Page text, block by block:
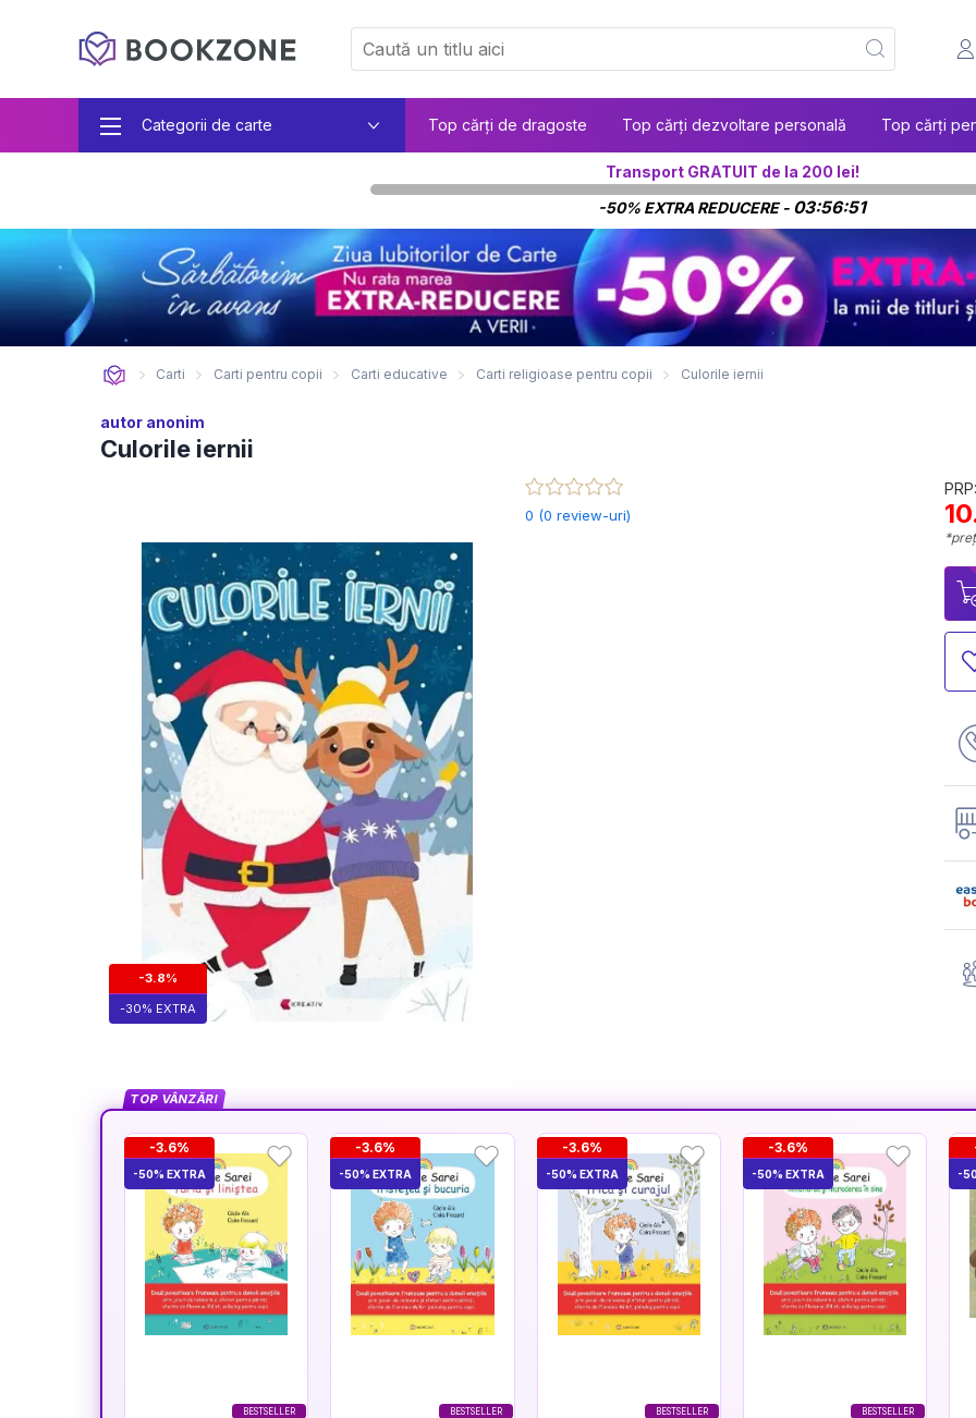
Categorii de carte Top cărți de dragoste Top cărți dezvoltare personală Top cărți
Transport GRATUIT de la 200 lei!
-50% EXTRA REDUCERE - 03:56:50
Carti Carti pentru copii Carti educative Carti religioase pentru copii Culorile iernii
autor anonim
Culorile iernii
-3.8%
-30% EXTRA
0 (0 review-uri)
TOP VÂNZĂRI
BESTSELLER
-3.6%
-50% EXTRA
BESTSELLER
-3.6%
-50% EXTRA
BESTSELLER
-3.6%
-50% EXTRA
BESTSELLER
-3.6%
-50% EXTRA -